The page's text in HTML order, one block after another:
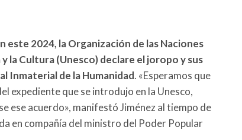
este 2024, la Organización de las Naciones
la Cultura (Unesco) declare el joropo y sus
Inmaterial de la Humanidad. «Esperamos que
expediente que se introdujo en la Unesco,
ese acuerdo», manifestó Jiménez al tiempo de
en compañía del ministro del Poder Popular